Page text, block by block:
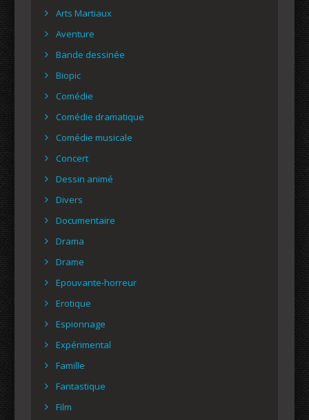
Arts Martiaux
Aventure
Bande dessinée
Biopic
Comédie
Comédie dramatique
Comédie musicale
Concert
Dessin animé
Divers
Documentaire
Drama
Drame
Epouvante-horreur
Erotique
Espionnage
Expérimental
Famille
Fantastique
Film